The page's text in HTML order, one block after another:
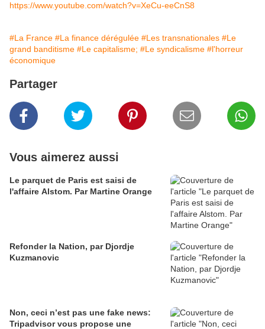
https://www.youtube.com/watch?v=XeCu-eeCnS8
#La France #La finance dérégulée #Les transnationales #Le
grand banditisme #Le capitalisme; #Le syndicalisme #l'horreur
économique
Partager
Vous aimerez aussi
Le parquet de Paris est saisi de
l'affaire Alstom. Par Martine Orange
Refonder la Nation, par Djordje
Kuzmanovic
Non, ceci n’est pas une fake news:
Tripadvisor vous propose une